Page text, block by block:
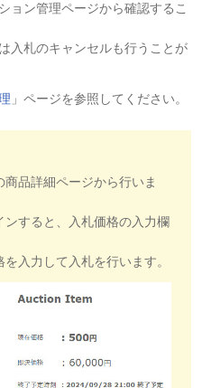
ョン管理ページから確認するこ
入札のキャンセルも行うことが
」ページを参照してください。
品詳細ページから行いま
すると、入札価格の入力欄
入力して入札を行います。